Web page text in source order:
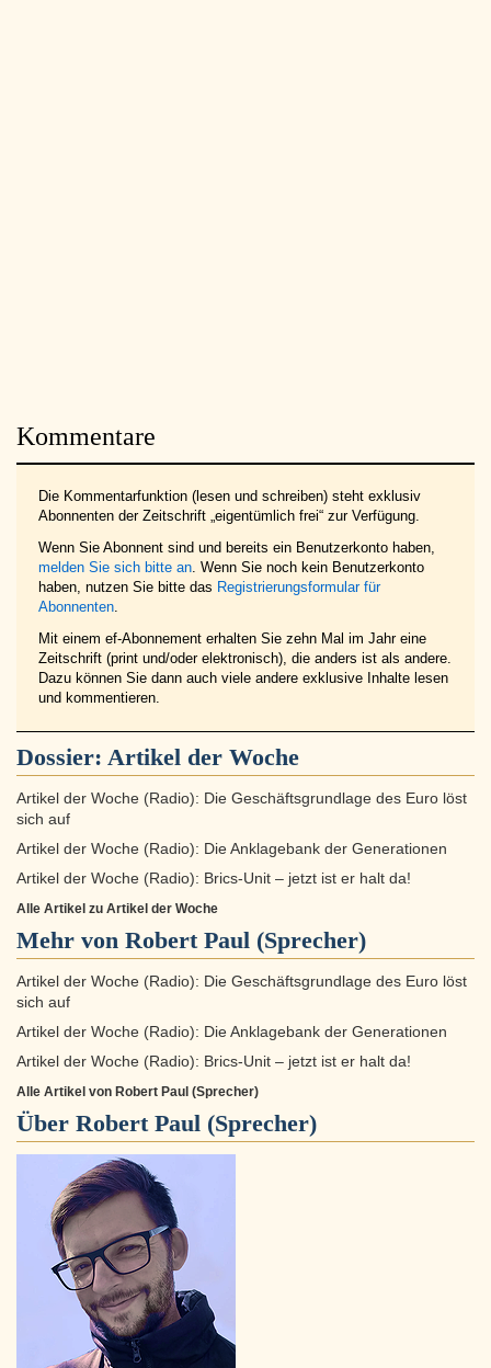
Kommentare
Die Kommentarfunktion (lesen und schreiben) steht exklusiv
Abonnenten der Zeitschrift „eigentümlich frei“ zur Verfügung.
Wenn Sie Abonnent sind und bereits ein Benutzerkonto haben,
melden Sie sich bitte an. Wenn Sie noch kein Benutzerkonto
haben, nutzen Sie bitte das Registrierungsformular für
Abonnenten.
Mit einem ef-Abonnement erhalten Sie zehn Mal im Jahr eine
Zeitschrift (print und/oder elektronisch), die anders ist als andere.
Dazu können Sie dann auch viele andere exklusive Inhalte lesen
und kommentieren.
Dossier: Artikel der Woche
Artikel der Woche (Radio): Die Geschäftsgrundlage des Euro löst
sich auf
Artikel der Woche (Radio): Die Anklagebank der Generationen
Artikel der Woche (Radio): Brics-Unit – jetzt ist er halt da!
Alle Artikel zu Artikel der Woche
Mehr von Robert Paul (Sprecher)
Artikel der Woche (Radio): Die Geschäftsgrundlage des Euro löst
sich auf
Artikel der Woche (Radio): Die Anklagebank der Generationen
Artikel der Woche (Radio): Brics-Unit – jetzt ist er halt da!
Alle Artikel von Robert Paul (Sprecher)
Über Robert Paul (Sprecher)